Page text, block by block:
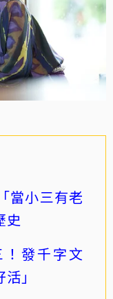
當小三有老
史
發千字文
」